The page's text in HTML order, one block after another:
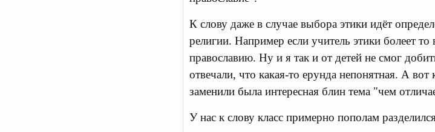
К слову даже в случае выбора этики идёт
религии. Например если учитель этики болеет то
православию. Ну и я так и от детей не смог
отвечали, что какая-то ерунда непонятная. А
заменили была интересная блин тема "чем
У нас к слову класс примерно пополам